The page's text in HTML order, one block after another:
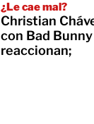
¿Le cae mal?
Christian
con Bad
reaccionan;